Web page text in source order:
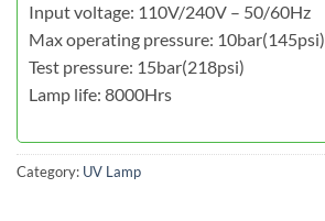
Input voltage: 110V/240V – 50/60Hz
Max operating pressure: 10bar(145psi)
Test pressure: 15bar(218psi)
Lamp life: 8000Hrs
Category: UV Lamp